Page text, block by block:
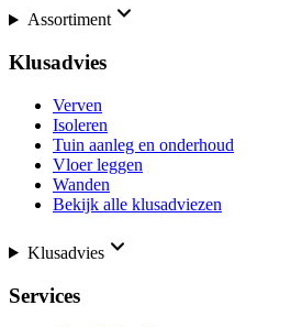
Assortiment
Klusadvies
Verven
Isoleren
Tuin aanleg en onderhoud
Vloer leggen
Wanden
Bekijk alle klusadviezen
Klusadvies
Services